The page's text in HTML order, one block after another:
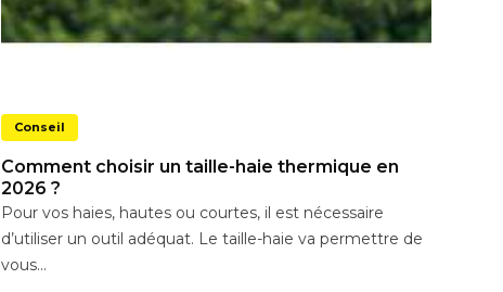
Conseil
Comment choisir un taille-haie thermique en
2026 ?
Pour vos haies, hautes ou courtes, il est nécessaire
d’utiliser un outil adéquat. Le taille-haie va permettre de
vous...